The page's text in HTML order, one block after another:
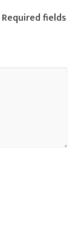
Required fields